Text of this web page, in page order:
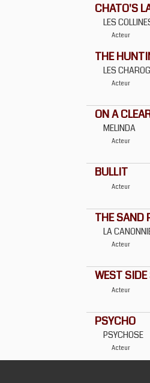
CHATO'S
LES
Acteur
THE
LES
Acteur
ON A
MELINDA
Acteur
BULLIT
Acteur
THE SAND
LA
Acteur
WEST
Acteur
PSYCHO
PSYCHOSE
Acteur